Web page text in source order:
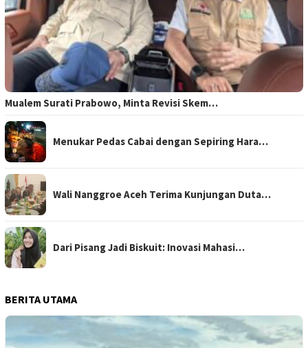
Mualem Surati Prabowo, Minta Revisi Skem…
Menukar Pedas Cabai dengan Sepiring Hara…
Wali Nanggroe Aceh Terima Kunjungan Duta…
Dari Pisang Jadi Biskuit: Inovasi Mahasi…
BERITA UTAMA